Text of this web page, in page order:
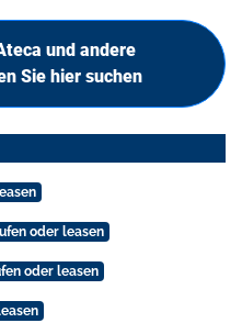
und andere
Sie hier suchen
oder leasen
oder leasen